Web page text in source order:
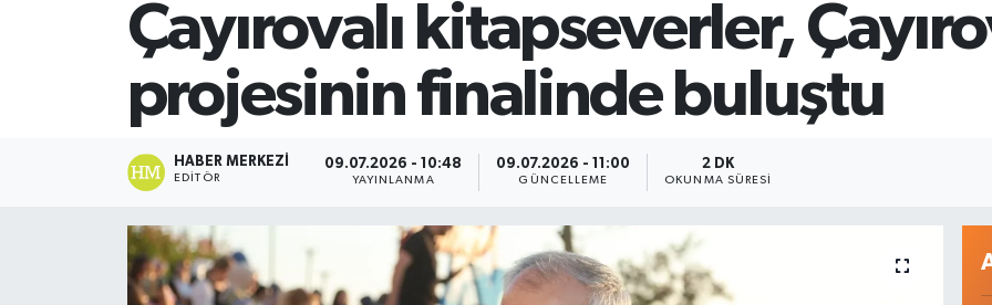
Çayırovalı kitapseverler,
projesinin finalinde buluştu
HABER MERKEZI
EDITÖR
09.07.2026 - 10:48
YAYINLANMA
09.07.2026 - 11:00
GÜNCELLEME
2 DK
OKUNMA SÜRESI
SİYASET
EKONOMİ
SAĞLIK
MAGAZİN
Süper Lig Puan Durumu ve Fikstür
Tüm Manşetler
Son Dakika Haberleri
Haber Arşivi